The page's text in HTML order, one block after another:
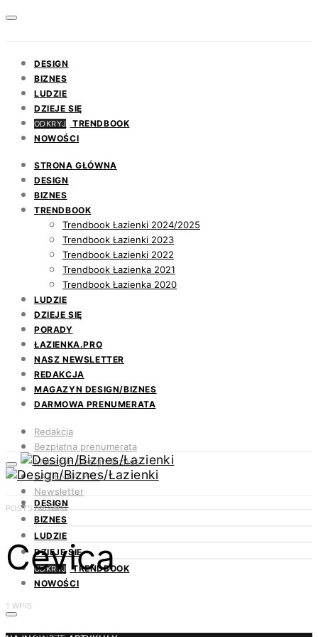
DESIGN
BIZNES
LUDZIE
DZIEJE SIĘ
ODKRYJ
TRENDBOOK
NOWOŚCI
STRONA GŁÓWNA
DESIGN
BIZNES
TRENDBOOK
Trendbook Łazienki 2024/2025
Trendbook Łazienki 2023
Trendbook Łazienki 2022
Trendbook Łazienka 2021
Trendbook Łazienka 2020
LUDZIE
DZIEJE SIĘ
PORADY
ŁAZIENKA.PRO
NASZ NEWSLETTER
REDAKCJA
MAGAZYN DESIGN/BIZNES
DARMOWA PRENUMERATA
Redakcja
Bezpłatna prenumerata
Magazyn Design/Biznes
ŁAZIENKA.PRO
Newsletter
Kontakt
DESIGN
BIZNES
LUDZIE
DZIEJE SIĘ
ODKRYJ TRENDBOOK
NOWOŚCI
POSTS BY TAG
Cevica
1 WPIS